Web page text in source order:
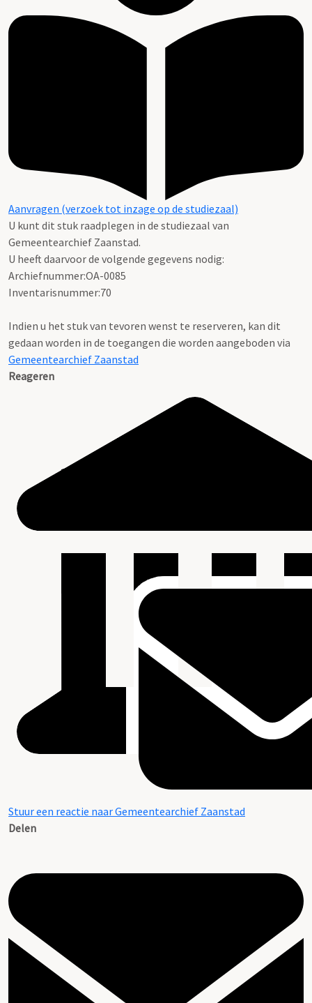
Aanvragen (verzoek tot inzage op de studiezaal)
U kunt dit stuk raadplegen in de studiezaal van
Gemeentearchief Zaanstad.
U heeft daarvoor de volgende gegevens nodig:
Archiefnummer:OA-0085
Inventarisnummer:70
Indien u het stuk van tevoren wenst te reserveren, kan dit
gedaan worden in de toegangen die worden aangeboden via
Gemeentearchief Zaanstad
Reageren
Stuur een reactie naar Gemeentearchief Zaanstad
Delen